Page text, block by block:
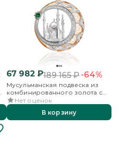
67 982₽189 165₽-64%
Мусульманская подвеска из
комбинированного золота с
фианитами
Нет оценок
В корзину